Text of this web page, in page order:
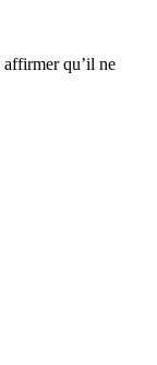
qu’il ne